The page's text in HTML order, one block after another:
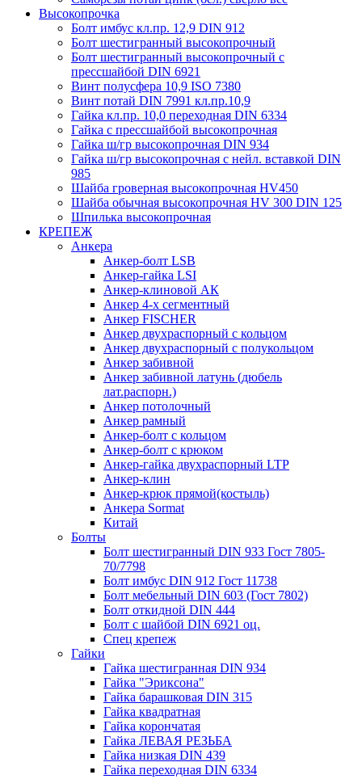
Высокопрочка
Болт имбус кл.пр. 12,9 DIN 912
Болт шестигранный высокопрочный
Болт шестигранный высокопрочный с
прессшайбой DIN 6921
Винт полусфера 10,9 ISO 7380
Винт потай DIN 7991 кл.пр.10,9
Гайка кл.пр. 10,0 переходная DIN 6334
Гайка с прессшайбой высокопрочная
Гайка ш/гр высокопрочная DIN 934
Гайка ш/гр высокопрочная с нейл. вставкой DIN
985
Шайба гроверная высокопрочная HV450
Шайба обычная высокопрочная HV 300 DIN 125
Шпилька высокопрочная
КРЕПЕЖ
Анкера
Анкер-болт LSB
Анкер-гайка LSI
Анкер-клиновой АК
Анкер 4-х сегментный
Анкер FISCHER
Анкер двухраспорный с кольцом
Анкер двухраспорный с полукольцом
Анкер забивной
Анкер забивной латунь (дюбель
лат.распорн.)
Анкер потолочный
Анкер рамный
Анкер-болт с кольцом
Анкер-болт с крюком
Анкер-гайка двухраспорный LTP
Анкер-клин
Анкер-крюк прямой(костыль)
Анкера Sormat
Китай
Болты
Болт шестигранный DIN 933 Гост 7805-
70/7798
Болт имбус DIN 912 Гост 11738
Болт мебельный DIN 603 (Гост 7802)
Болт откидной DIN 444
Болт с шайбой DIN 6921 оц.
Спец крепеж
Гайки
Гайка шестигранная DIN 934
Гайка "Эриксона"
Гайка барашковая DIN 315
Гайка квадратная
Гайка корончатая
Гайка ЛЕВАЯ РЕЗЬБА
Гайка низкая DIN 439
Гайка переходная DIN 6334